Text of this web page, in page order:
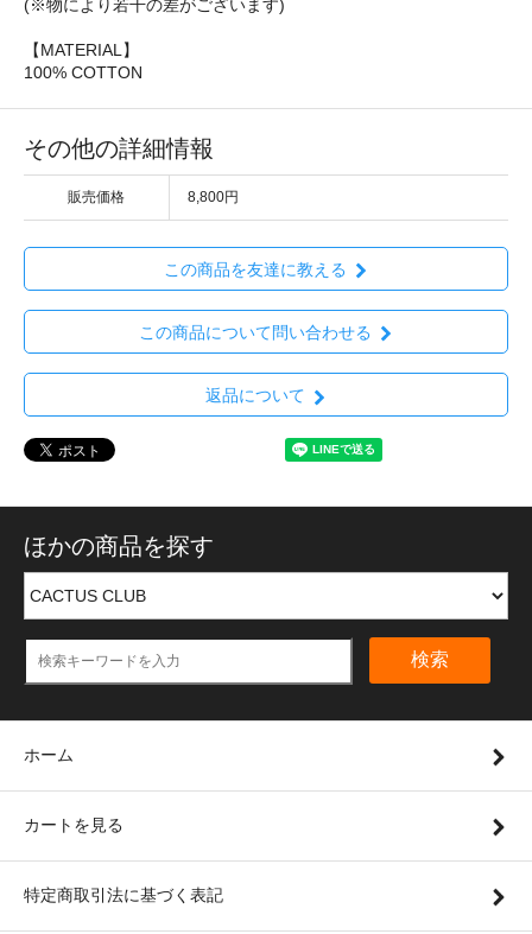
(※物により若干の差がございます)
【MATERIAL】
100% COTTON
その他の詳細情報
販売価格 8,800円
この商品を友達に教える
この商品について問い合わせる
返品について
ほかの商品を探す
検索
ホーム
カートを見る
特定商取引法に基づく表記